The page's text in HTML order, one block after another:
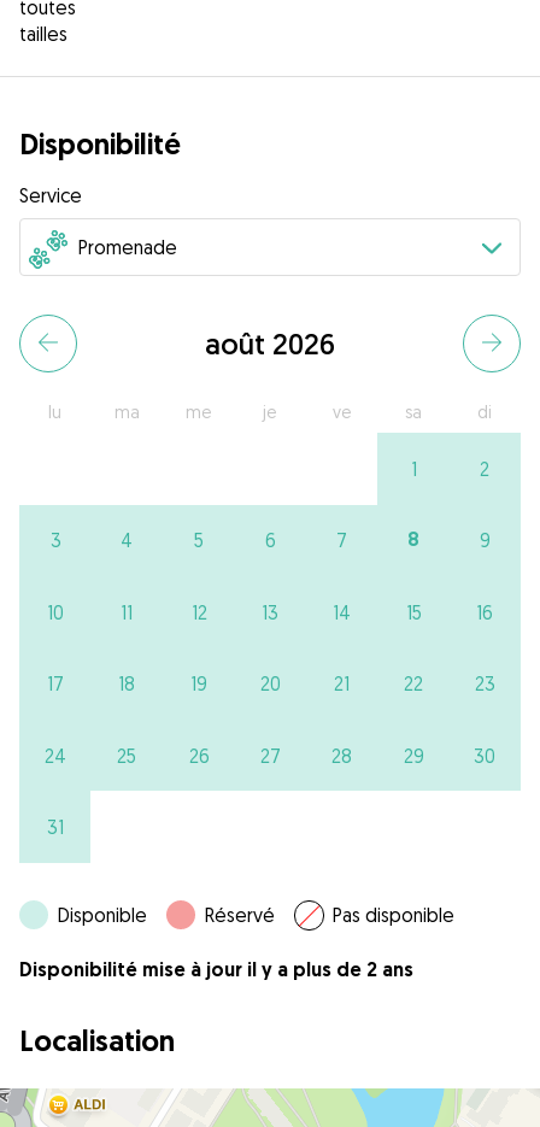
toutes
tailles
Disponibilité
Service
août 2026
lu ma me je ve sa di
1 2
3 4 5 6 7 8 9
10 11 12 13 14 15 16
17 18 19 20 21 22 23
24 25 26 27 28 29 30
31
Disponible Réservé Pas disponible
Disponibilité mise à jour il y a plus de 2 ans
Localisation